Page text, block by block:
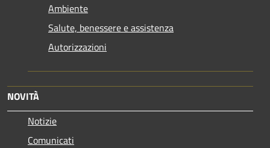
Ambiente
Salute, benessere e assistenza
Autorizzazioni
NOVITÀ
Notizie
Comunicati